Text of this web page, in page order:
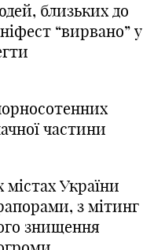
близьких до
“вирвано” у
частини
України
з мітинг
знищення